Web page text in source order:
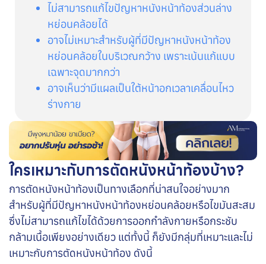
ไม่สามารถแก้ไขปัญหาหนังหน้าท้องส่วนล่าง
หย่อนคล้อยได้
อาจไม่เหมาะสำหรับผู้ที่มีปัญหาหนังหน้าท้อง
หย่อนคล้อยในบริเวณกว้าง เพราะเน้นแก้แบบ
เฉพาะจุดมากกว่า
อาจเห็นว่ามีแผลเป็นใต้หน้าอกเวลาเคลื่อนไหว
ร่างกาย
ใครเหมาะกับการตัดหนังหน้าท้องบ้าง?
การตัดหนังหน้าท้องเป็นทางเลือกที่น่าสนใจอย่างมาก
สำหรับผู้ที่มีปัญหาหนังหน้าท้องหย่อนคล้อยหรือไขมันสะสม
ซึ่งไม่สามารถแก้ไขได้ด้วยการออกกำลังกายหรือกระชับ
กล้ามเนื้อเพียงอย่างเดียว แต่ทั้งนี้ ก็ยังมีกลุ่มที่เหมาะและไม่
เหมาะกับการตัดหนังหน้าท้อง ดังนี้